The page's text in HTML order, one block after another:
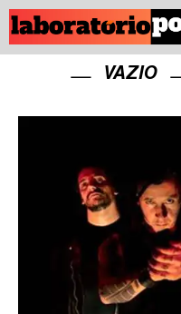
VAZIO